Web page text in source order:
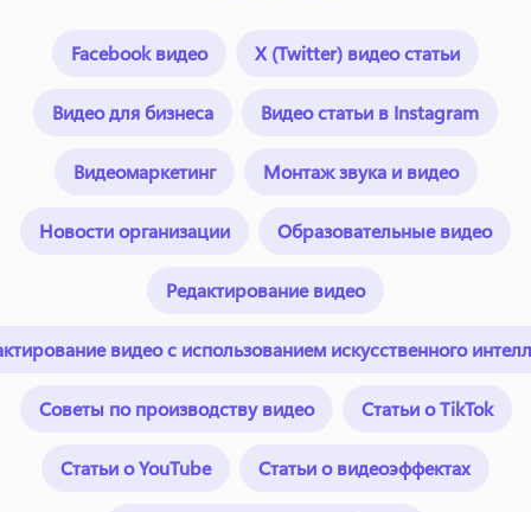
Facebook видео X (Twitter) видео статьи
Видео для бизнеса Видео статьи в Instagram
Видеомаркетинг Монтаж звука и видео
Новости организации Образовательные видео
Редактирование видео
видео с использованием искусственного
Советы по производству видео Статьи о TikTok
Статьи о YouTube Статьи о видеоэффектах